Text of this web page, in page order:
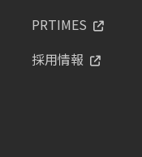
PRTIMES
採用情報